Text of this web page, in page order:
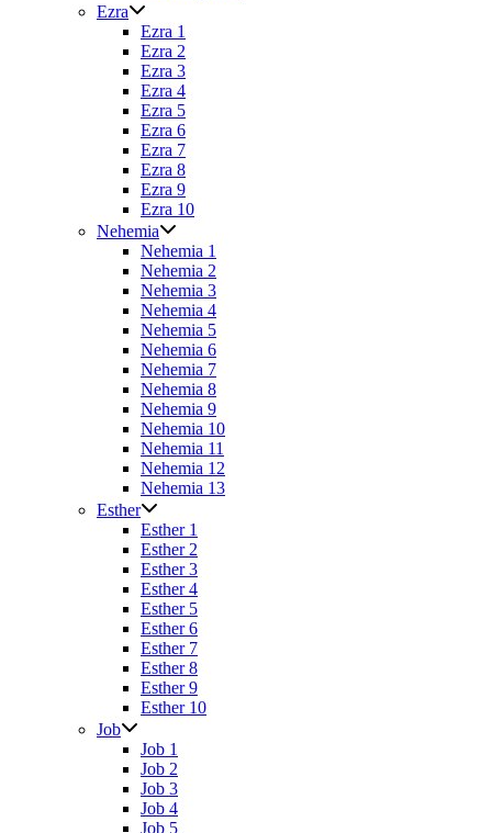
Ezra
Ezra 1
Ezra 2
Ezra 3
Ezra 4
Ezra 5
Ezra 6
Ezra 7
Ezra 8
Ezra 9
Ezra 10
Nehemia
Nehemia 1
Nehemia 2
Nehemia 3
Nehemia 4
Nehemia 5
Nehemia 6
Nehemia 7
Nehemia 8
Nehemia 9
Nehemia 10
Nehemia 11
Nehemia 12
Nehemia 13
Esther
Esther 1
Esther 2
Esther 3
Esther 4
Esther 5
Esther 6
Esther 7
Esther 8
Esther 9
Esther 10
Job
Job 1
Job 2
Job 3
Job 4
Job 5